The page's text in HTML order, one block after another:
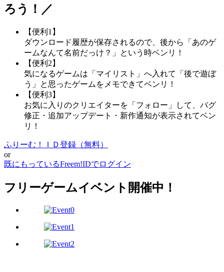
ろう！／
【便利1】
ダウンロード履歴が保存されるので、後から「あのゲ
ームなんて名前だっけ？」という時ベンリ！
【便利2】
気になるゲームは「マイリスト」へ入れて「後で遊ぼ
う」と思ったゲームをメモできてベンリ！
【便利3】
お気に入りのクリエイターを「フォロー」して、バグ
修正・追加アップデート・新作通知が表示されてベン
リ！
ふりーむ！ＩＤ登録（無料）
or
既にもっているFreem!IDでログイン
フリーゲームイベント開催中！